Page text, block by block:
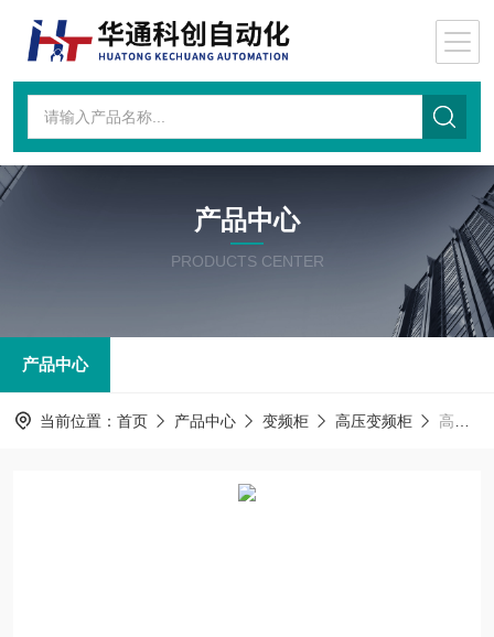
产品中心
PRODUCTS CENTER
产品中心
当前位置： 首页 产品中心 变频柜 高压变频柜 高压变频柜ATV1200C-A325-4242A4